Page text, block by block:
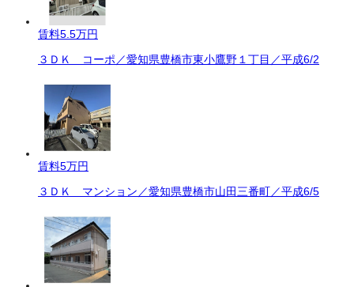
賃料5.5万円
３ＤＫ コーポ／愛知県豊橋市東小鷹野１丁目／平成6/2
賃料5万円
３ＤＫ マンション／愛知県豊橋市山田三番町／平成6/5